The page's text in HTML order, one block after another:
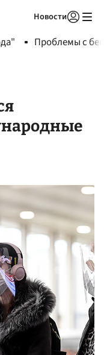
Новости
Проблемы с